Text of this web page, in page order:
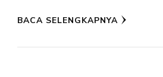
BACA SELENGKAPNYA